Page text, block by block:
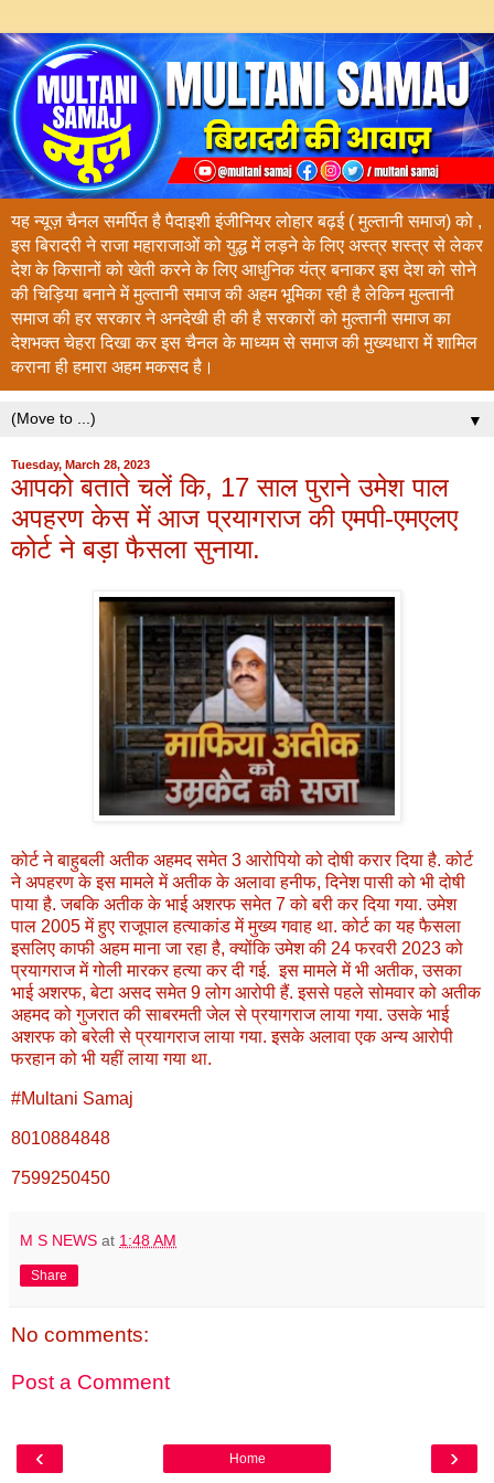
यह न्यूज़ चैनल समर्पित है पैदाइशी इंजीनियर लोहार बढ़ई ( मुल्तानी समाज) को ,
इस बिरादरी ने राजा महाराजाओं को युद्ध में लड़ने के लिए अस्त्र शस्त्र से लेकर
देश के किसानों को खेती करने के लिए आधुनिक यंत्र बनाकर इस देश को सोने
की चिड़िया बनाने में मुल्तानी समाज की अहम भूमिका रही है लेकिन मुल्तानी
समाज की हर सरकार ने अनदेखी ही की है सरकारों को मुल्तानी समाज का
देशभक्त चेहरा दिखा कर इस चैनल के माध्यम से समाज की मुख्यधारा में शामिल
कराना ही हमारा अहम मकसद है।
▼
Tuesday, March 28, 2023
आपको बताते चलें कि, 17 साल पुराने उमेश पाल
अपहरण केस में आज प्रयागराज की एमपी-एमएलए
कोर्ट ने बड़ा फैसला सुनाया.
कोर्ट ने बाहुबली अतीक अहमद समेत 3 आरोपियो को दोषी करार दिया है. कोर्ट
ने अपहरण के इस मामले में अतीक के अलावा हनीफ, दिनेश पासी को भी दोषी
पाया है. जबकि अतीक के भाई अशरफ समेत 7 को बरी कर दिया गया. उमेश
पाल 2005 में हुए राजूपाल हत्याकांड में मुख्य गवाह था. कोर्ट का यह फैसला
इसलिए काफी अहम माना जा रहा है, क्योंकि उमेश की 24 फरवरी 2023 को
प्रयागराज में गोली मारकर हत्या कर दी गई. इस मामले में भी अतीक, उसका
भाई अशरफ, बेटा असद समेत 9 लोग आरोपी हैं. इससे पहले सोमवार को अतीक
अहमद को गुजरात की साबरमती जेल से प्रयागराज लाया गया. उसके भाई
अशरफ को बरेली से प्रयागराज लाया गया. इसके अलावा एक अन्य आरोपी
फरहान को भी यहीं लाया गया था.
#Multani Samaj
8010884848
7599250450
M S NEWS at 1:48 AM
Share
No comments:
Post a Comment
‹ ›
Home